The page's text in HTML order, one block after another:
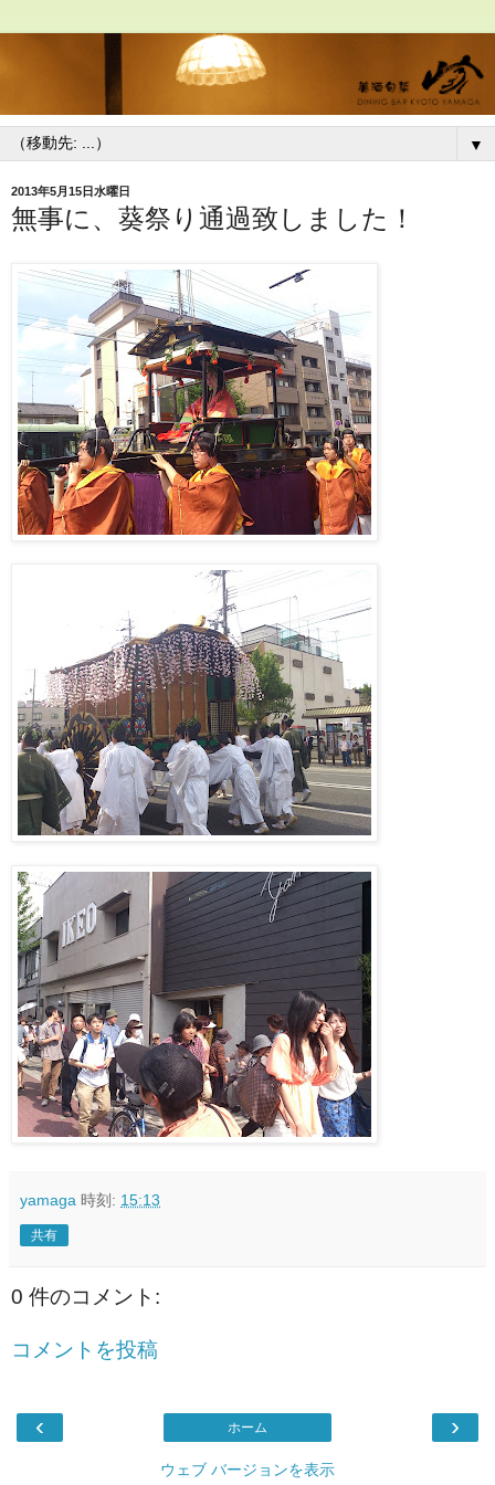
▼
2013年5月15日水曜日
無事に、葵祭り通過致しました！
yamaga 時刻: 15:13
共有
0 件のコメント:
コメントを投稿
‹ ›
ホーム
ウェブ バージョンを表示